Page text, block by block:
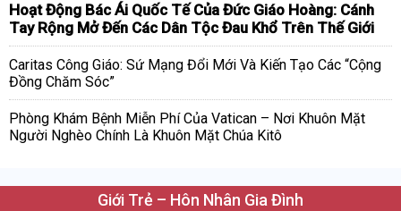
Hoạt Động Bác Ái Quốc Tế Của Đức Giáo Hoàng: Cánh
Tay Rộng Mở Đến Các Dân Tộc Đau Khổ Trên Thế Giới
Caritas Công Giáo: Sứ Mạng Đổi Mới Và Kiến Tạo Các “Cộng
Đồng Chăm Sóc”
Phòng Khám Bệnh Miễn Phí Của Vatican – Nơi Khuôn Mặt
Người Nghèo Chính Là Khuôn Mặt Chúa Kitô
Giới Trẻ – Hôn Nhân Gia Đình